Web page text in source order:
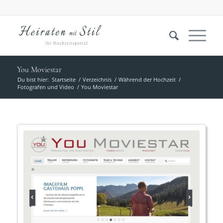
You Moviestar
Du bist hier: Startseite / Verzeichnis / Während der Hochzeit /
Fotografen und Video / You Moviestar